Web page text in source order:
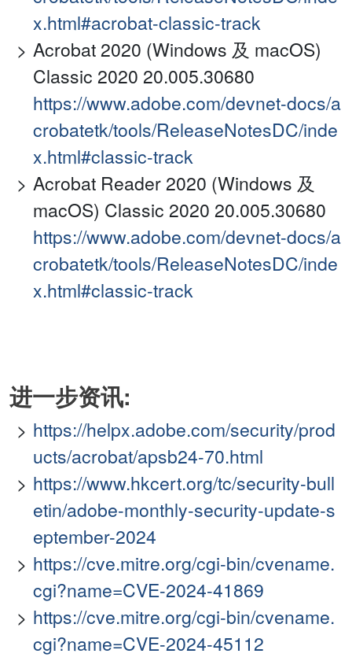
x.html#acrobat-classic-track
Acrobat 2020 (Windows 及 macOS)
Classic 2020 20.005.30680
https://www.adobe.com/devnet-docs/a
crobatetk/tools/ReleaseNotesDC/inde
x.html#classic-track
Acrobat Reader 2020 (Windows 及
macOS) Classic 2020 20.005.30680
https://www.adobe.com/devnet-docs/a
crobatetk/tools/ReleaseNotesDC/inde
x.html#classic-track
进一步资讯:
https://helpx.adobe.com/security/prod
ucts/acrobat/apsb24-70.html
https://www.hkcert.org/tc/security-bull
etin/adobe-monthly-security-update-s
eptember-2024
https://cve.mitre.org/cgi-bin/cvename.
cgi?name=CVE-2024-41869
https://cve.mitre.org/cgi-bin/cvename.
cgi?name=CVE-2024-45112